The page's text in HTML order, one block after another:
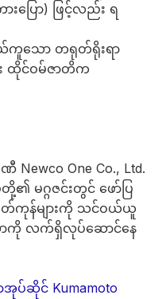
ြော) ဖြင့်လည်း ရ
ယ်ကူသော တရုတ်ရိုးရာ
ြီး ထိုင်ဝမ်ဇာတိက
One Co., Ltd.
၏ မဂ္ဂဇင်းတွင် ဖော်ပြ
ထုတ်ကုန်များကို သင်ဝယ်ယူ
ာကို လက်ရှိလုပ်ဆောင်နေ
အုပ်ဆိုင် Kumamoto